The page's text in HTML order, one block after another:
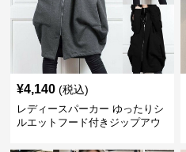
¥4,140 (税込)
レディースパーカー ゆったりシ
ルエットフード付きジップアウ